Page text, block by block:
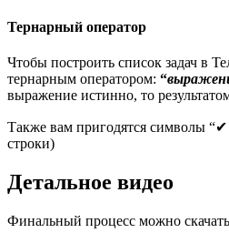
Тернарный оператор
Чтобы построить список задач в
тернарным оператором: “
выражение истинно, то
Также вам пригодятся символы “✔
строки)
Детальное видео
Финальный процесс можно